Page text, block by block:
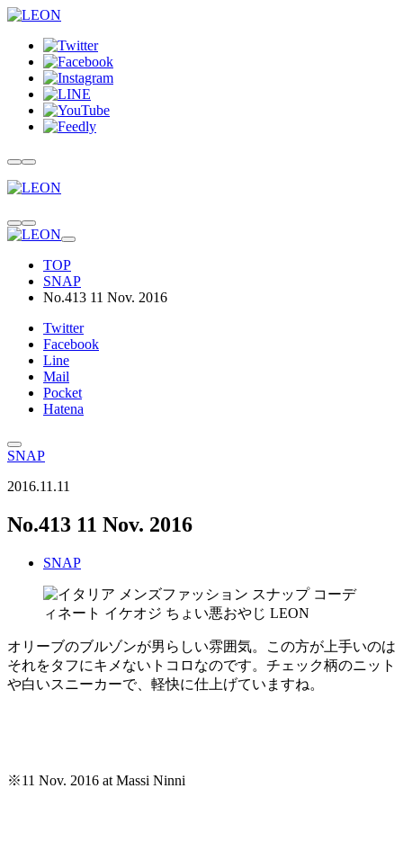
TOP
SNAP
No.413 11 Nov. 2016
Twitter
Facebook
Line
Mail
Pocket
Hatena
SNAP
2016.11.11
No.413 11 Nov. 2016
SNAP
オリーブのブルゾンが男らしい雰囲気。この方が上手いのは
それをタフにキメないトコロなのです。チェック柄のニット
や白いスニーカーで、軽快に仕上げていますね。
※11 Nov. 2016 at Massi Ninni